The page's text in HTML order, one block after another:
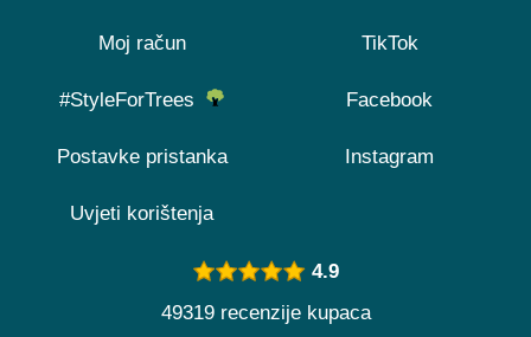
Moj račun
#StyleForTrees
Postavke pristanka
Uvjeti korištenja
TikTok
Facebook
Instagram
4.9
49319 recenzije kupaca